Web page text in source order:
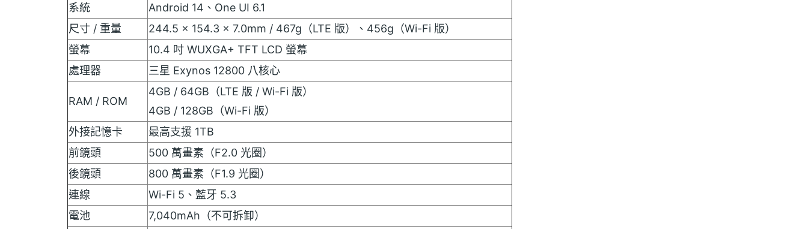
系統
Android 14、One UI 6.1
尺寸 / 重量
244.5 x 154.3 x 7.0mm / 467g（LTE 版）、456g（Wi-Fi 版）
螢幕
10.4 吋 WUXGA+ TFT LCD 螢幕
處理器
三星 Exynos 12800 八核心
RAM / ROM
4GB / 64GB（LTE 版 / Wi-Fi 版）
4GB / 128GB（Wi-Fi 版）
外接記憶卡
最高支援 1TB
前鏡頭
500 萬畫素（F2.0 光圈）
後鏡頭
800 萬畫素（F1.9 光圈）
連線
Wi-Fi 5、藍牙 5.3
電池
7,040mAh（不可拆卸）